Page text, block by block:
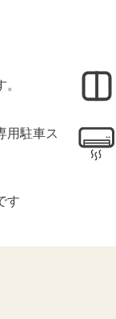
用駐車ス
す